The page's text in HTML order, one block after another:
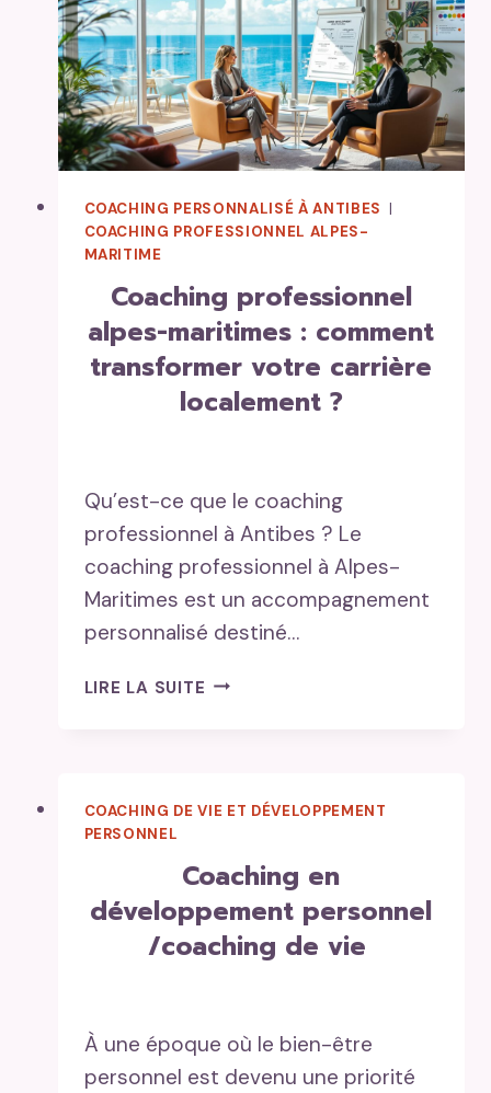
À
ANTIBES ?
COACHING PERSONNALISÉ À ANTIBES |
COACHING PROFESSIONNEL ALPES-
MARITIME
coaching professionnel
alpes-maritimes : comment
transformer votre carrière
localement ?
Qu’est-ce que le coaching
professionnel à Antibes ? Le
coaching professionnel à Alpes-
Maritimes est un accompagnement
personnalisé destiné…
LIRE LA SUITE COACHING
COMMENT
VOTRE
CARRIÈRE
LOCALEMENT
?
COACHING DE VIE ET DÉVELOPPEMENT
PERSONNEL
coaching en
développement personnel
/coaching de vie
À une époque où le bien-être
personnel est devenu une priorité